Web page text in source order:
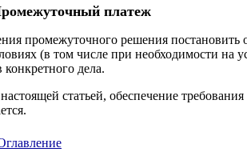
платеж
промежуточного решения постановить
(в том числе при необходимости на
дела.
статьей, обеспечение требования